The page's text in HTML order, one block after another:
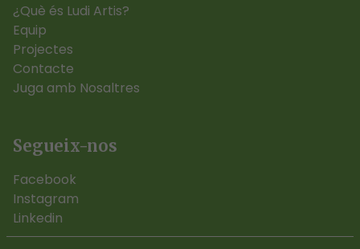
¿Què és Ludi Artis?
Equip
Projectes
Contacte
Juga amb Nosaltres
Segueix-nos
Facebook
Instagram
Linkedin